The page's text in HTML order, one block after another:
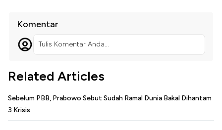
Komentar
Tulis Komentar Anda...
Related Articles
Sebelum PBB, Prabowo Sebut Sudah Ramal Dunia Bakal Dihantam
3 Krisis